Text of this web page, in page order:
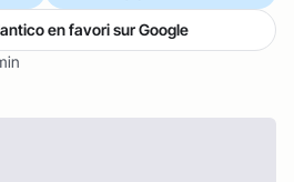
en favori sur Google